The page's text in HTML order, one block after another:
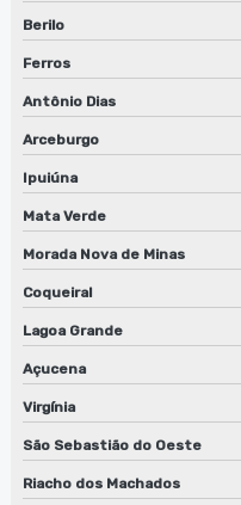
Berilo
Ferros
Antônio Dias
Arceburgo
Ipuiúna
Mata Verde
Morada Nova de Minas
Coqueiral
Lagoa Grande
Açucena
Virgínia
São Sebastião do Oeste
Riacho dos Machados